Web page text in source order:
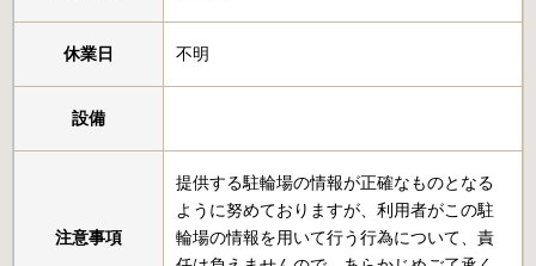
休業日 不明
設備
注意事項
提供する駐輪場の情報が正確なものとなる
ように努めておりますが、利用者がこの駐
輪場の情報を用いて行う行為について、責